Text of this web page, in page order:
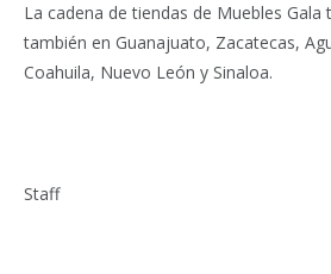
La cadena de tiendas de Muebles Gala
también en Guanajuato, Zacatecas,
Coahuila, Nuevo León y Sinaloa.
Staff